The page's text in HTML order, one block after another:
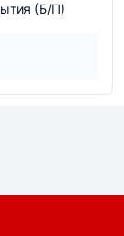
(Б/П)